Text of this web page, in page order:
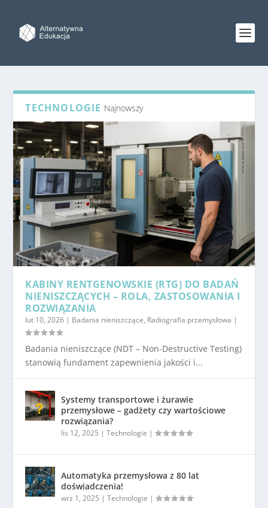
TECHNOLOGIE Najnowszy
KABINY RENTGENOWSKIE (RTG) DO BADAŃ
NIENISZCZĄCYCH – ROLA, ZASTOSOWANIA I
ROZWIĄZANIA
lut 10, 2026 | Badania nieniszczące, Radiografia przemysłowa |
Badania nieniszczące (NDT – Non-Destructive Testing)
stanowią fundament zapewnienia jakości i...
Systemy transportowe i żurawie
przemysłowe – gadżety czy wartościowe
rozwiązania?
lis 12, 2025 |Technologie |
Automatyka przemysłowa z 80 lat
doświadczenia!
wrz 1, 2025 |Technologie |